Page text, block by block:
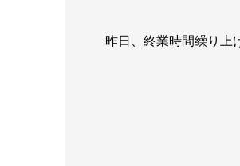
昨日、終業時間繰り上